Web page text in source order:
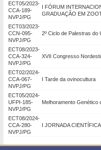
ECT05/2023-
CCA-189-
NVPJ/PG
I FÓRUM
GRADUAÇÃO EM
ECT03/2023-
CCN-095-
NVPJ/PG
2º Ciclo de Palestras
ECT08/2023-
CCA-324-
NVPJ/PG
XVII Congresso
ECT02/2024-
CCA-067-
NVPJ/PG
I Tarde da ovinocultura
ECT05/2024-
UFPI-185-
NVPJ/PG
Melhoramento Genético
ECT08/2024-
CCA-280-
NVPJ/PG
I JORNADA